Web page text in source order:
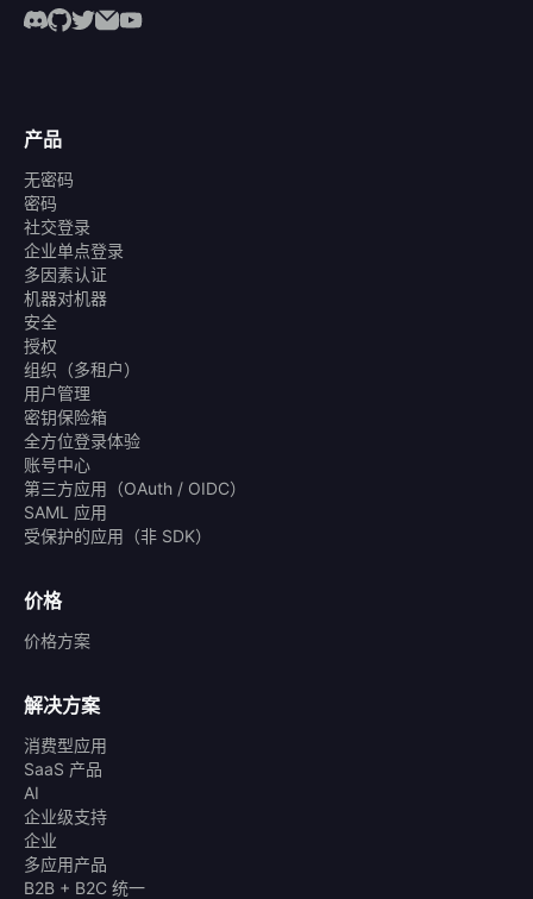
产品
无密码
密码
社交登录
企业单点登录
多因素认证
机器对机器
安全
授权
组织（多租户）
用户管理
密钥保险箱
全方位登录体验
账号中心
第三方应用（OAuth / OIDC）
SAML 应用
受保护的应用（非 SDK）
价格
价格方案
解决方案
消费型应用
SaaS 产品
AI
企业级支持
企业
多应用产品
B2B + B2C 统一